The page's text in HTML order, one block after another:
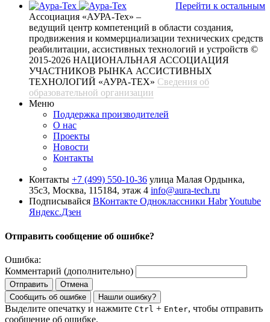
Перейти к остальным
Ассоциация «АУРА-Тех» –
ведущий центр компетенций в области создания,
продвижения и коммерциализации технических средств
реабилитации, ассистивных технологий и устройств ©
2015-2026 НАЦИОНАЛЬНАЯ АССОЦИАЦИЯ
УЧАСТНИКОВ РЫНКА АССИСТИВНЫХ
ТЕХНОЛОГИЙ «АУРА-ТЕХ» Сведения об
образовательной организации
Меню
Поддержка производителей
О нас
Проекты
Новости
Контакты
Контакты +7 (499) 550-10-36 улица Малая Ордынка,
35с3, Москва, 115184, этаж 4 info@aura-tech.ru
Подписывайся ВКонтакте Одноклассники HabrYoutube
Яндекс.Дзен
Отправить сообщение об ошибке?
Ошибка:
Комментарий (дополнительно)
Отправить
Отмена
Сообщить об ошибке
Нашли ошибку?
Выделите опечатку и нажмите Ctrl + Enter, чтобы отправить
сообщение об ошибке.